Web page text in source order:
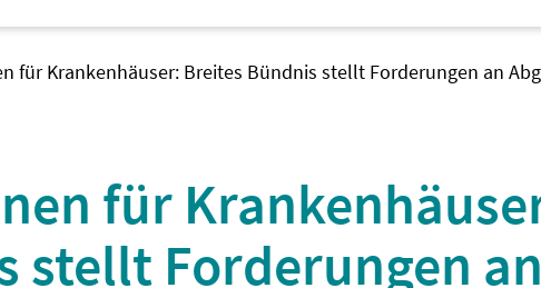
für Krankenhäuser: Breites Bündnis stellt Forderungen an
für
stellt Forderungen an